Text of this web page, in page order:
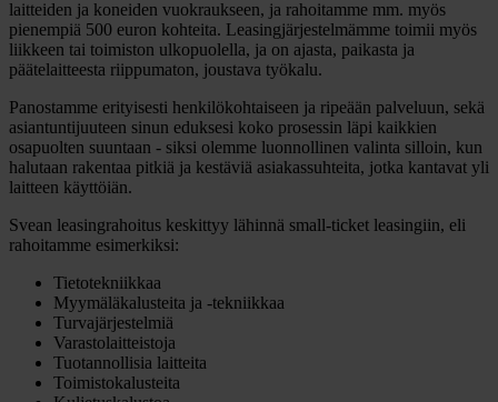
laitteiden ja koneiden vuokraukseen, ja rahoitamme mm. myös
pienempiä 500 euron kohteita. Leasingjärjestelmämme toimii myös
liikkeen tai toimiston ulkopuolella, ja on ajasta, paikasta ja
päätelaitteesta riippumaton, joustava työkalu.
Panostamme erityisesti henkilökohtaiseen ja ripeään palveluun, sekä
asiantuntijuuteen sinun eduksesi koko prosessin läpi kaikkien
osapuolten suuntaan - siksi olemme luonnollinen valinta silloin, kun
halutaan rakentaa pitkiä ja kestäviä asiakassuhteita, jotka kantavat yli
laitteen käyttöiän.
Svean leasingrahoitus keskittyy lähinnä small-ticket leasingiin, eli
rahoitamme esimerkiksi:
Tietotekniikkaa
Myymäläkalusteita ja -tekniikkaa
Turvajärjestelmiä
Varastolaitteistoja
Tuotannollisia laitteita
Toimistokalusteita